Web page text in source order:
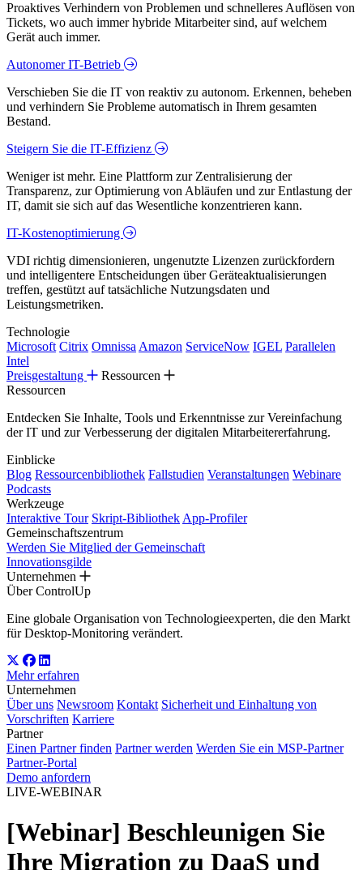
Proaktives Verhindern von Problemen und schnelleres Auflösen von
Tickets, wo auch immer hybride Mitarbeiter sind, auf welchem
Gerät auch immer.
Autonomer IT-Betrieb
Verschieben Sie die IT von reaktiv zu autonom. Erkennen, beheben
und verhindern Sie Probleme automatisch in Ihrem gesamten
Bestand.
Steigern Sie die IT-Effizienz
Weniger ist mehr. Eine Plattform zur Zentralisierung der
Transparenz, zur Optimierung von Abläufen und zur Entlastung der
IT, damit sie sich auf das Wesentliche konzentrieren kann.
IT-Kostenoptimierung
VDI richtig dimensionieren, ungenutzte Lizenzen zurückfordern
und intelligentere Entscheidungen über Geräteaktualisierungen
treffen, gestützt auf tatsächliche Nutzungsdaten und
Leistungsmetriken.
Technologie
Microsoft Citrix Omnissa Amazon ServiceNow IGEL Parallelen
Intel
Preisgestaltung
Ressourcen
Ressourcen
Entdecken Sie Inhalte, Tools und Erkenntnisse zur Vereinfachung
der IT und zur Verbesserung der digitalen Mitarbeitererfahrung.
Einblicke
Blog Ressourcenbibliothek Fallstudien Veranstaltungen Webinare
Podcasts
Werkzeuge
Interaktive Tour Skript-Bibliothek App-Profiler
Gemeinschaftszentrum
Werden Sie Mitglied der Gemeinschaft
Innovationsgilde
Unternehmen
Über ControlUp
Eine globale Organisation von Technologieexperten, die den Markt
für Desktop-Monitoring verändert.
Mehr erfahren
Unternehmen
Über uns Newsroom Kontakt Sicherheit und Einhaltung von
Vorschriften Karriere
Partner
Einen Partner finden Partner werden Werden Sie ein MSP-Partner
Partner-Portal
Demo anfordern
LIVE-WEBINAR
[Webinar] Beschleunigen Sie
Ihre Migration zu DaaS und